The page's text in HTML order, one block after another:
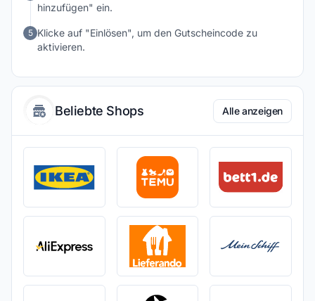
hinzufügen" ein.
5 Klicke auf "Einlösen", um den Gutscheincode zu
aktivieren.
Beliebte Shops Alle anzeigen